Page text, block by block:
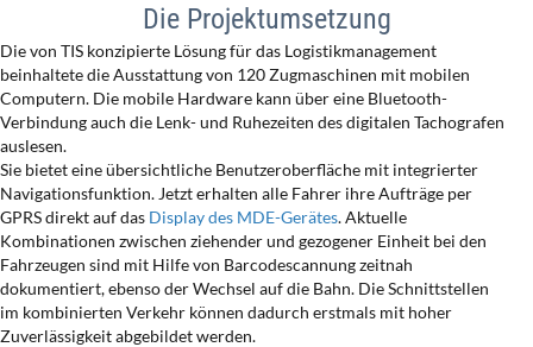
Die Projektumsetzung
Die von TIS konzipierte Lösung für das Logistikmanagement
beinhaltete die Ausstattung von 120 Zugmaschinen mit mobilen
Computern. Die mobile Hardware kann über eine Bluetooth-
Verbindung auch die Lenk- und Ruhezeiten des digitalen Tachografen
auslesen.
Sie bietet eine übersichtliche Benutzeroberfläche mit integrierter
Navigationsfunktion. Jetzt erhalten alle Fahrer ihre Aufträge per
GPRS direkt auf das Display des MDE-Gerätes. Aktuelle
Kombinationen zwischen ziehender und gezogener Einheit bei den
Fahrzeugen sind mit Hilfe von Barcodescannung zeitnah
dokumentiert, ebenso der Wechsel auf die Bahn. Die Schnittstellen
im kombinierten Verkehr können dadurch erstmals mit hoher
Zuverlässigkeit abgebildet werden.